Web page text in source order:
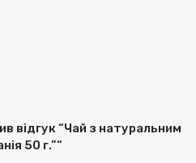
відгук “Чай з натуральним
50 г.”“